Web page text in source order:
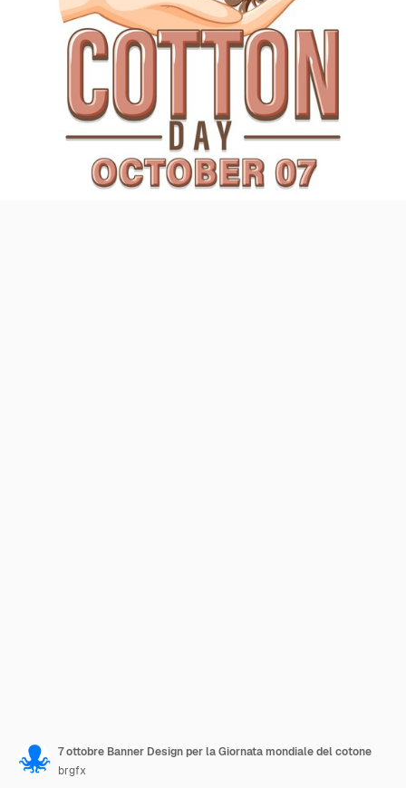
7 ottobre Banner Design per la Giornata mondiale del cotone
brgfx